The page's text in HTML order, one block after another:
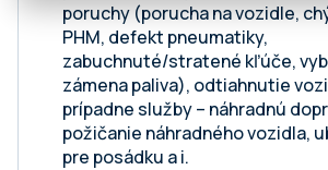
poruchy (porucha na vozidle,
PHM, defekt pneumatiky,
zabuchnuté/stratené kľúče,
zámena paliva), odtiahnutie
prípadne služby – náhradnú
požičanie náhradného vozidla,
pre posádku a i.